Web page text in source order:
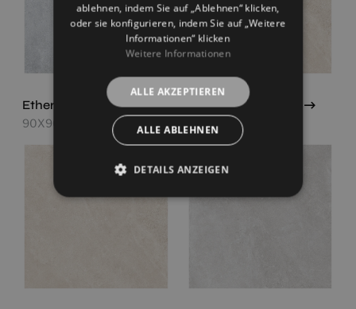
Ethereal White
90X90
Lune Beige Antislip
90X90
ablehnen, indem Sie auf „Ablehnen“ klicken,
oder sie konfigurieren, indem Sie auf „Weitere
Informationen“ klicken
Weitere Informationen
ALLE AKZEPTIEREN
ALLE ABLEHNEN
DETAILS ANZEIGEN